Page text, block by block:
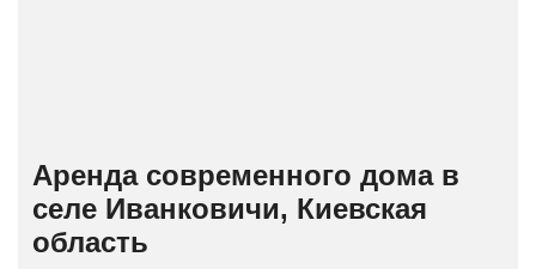
Аренда современного дома в
селе Иванковичи, Киевская
область